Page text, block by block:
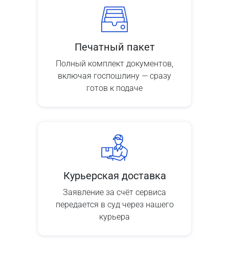
Печатный пакет
Полный комплект документов,
включая госпошлину — сразу
готов к подаче
Курьерская доставка
Заявление за счёт сервиса
передается в суд через нашего
курьера